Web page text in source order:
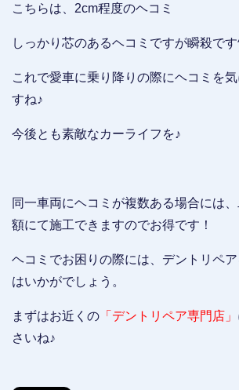
こちらは、2cm程度のヘコミ
しっかり芯のあるヘコミですが瞬殺で
これで愛車に乗り降りの際にヘコミを
すね♪
今後とも素敵なカーライフを♪
同一車両にヘコミが複数ある場合には
額にて施工できますのでお得です！
ヘコミでお困りの際には、デントリペ
はいかがでしょう。
まずはお近くの 「デントリペア専門店」
さいね♪